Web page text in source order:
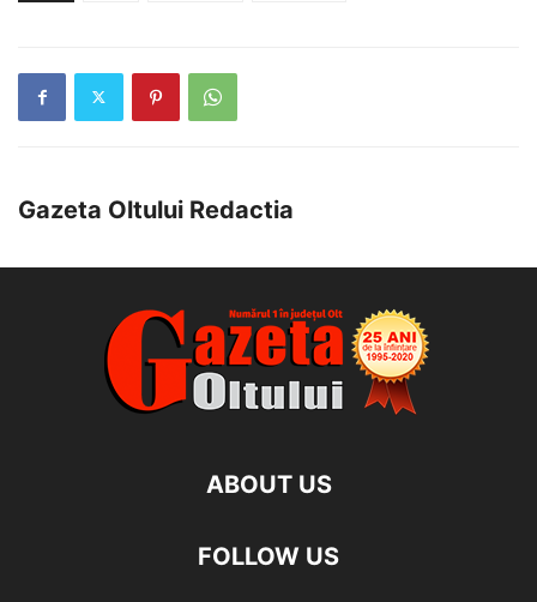
Gazeta Oltului Redactia
ABOUT US
FOLLOW US